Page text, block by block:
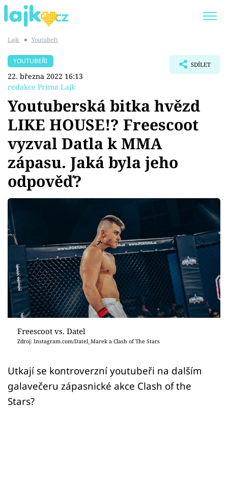
SHOPAHOLICADEL
Témata
Showbyznys
Youtubeři
Videa
Sledujte prima+
Přihlášení
Lajk ■ Youtubeři
YOUTUBEŘI
22. března 2022 16:13
redakce Prima Lajk
SDÍLET
Youtuberská bitka hvězd
LIKE HOUSE!? Freescoot
vyzval Datla k MMA
zápasu. Jaká byla jeho
odpověď?
Freescoot vs. Datel
Zdroj: Instagram.com/Datel_Marek a Clash of The Stars
Utkají se kontroverzní youtubeři na dalším
galavečeru zápasnické akce Clash of the
Stars?